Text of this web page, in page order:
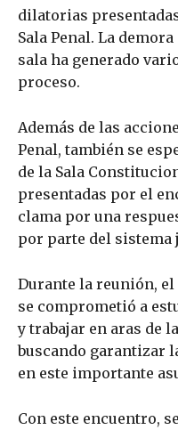
dilatorias
Sala Penal. La
sala ha generado
proceso.
Además de las
Penal, también se
de la Sala
presentadas por el
clama por una
por parte del sistema
Durante la reunión,
se comprometió a
y trabajar en aras de
buscando garantizar
en este importante
Con este encuentro,